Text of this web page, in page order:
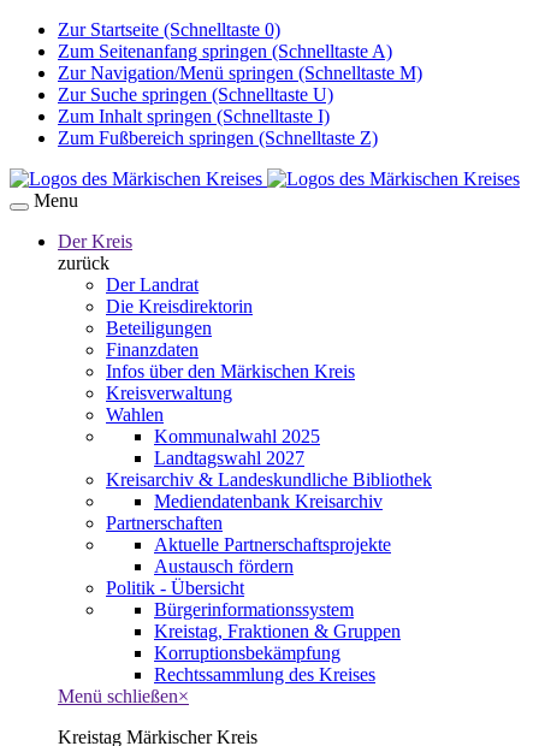
Zur Startseite (Schnelltaste 0)
Zum Seitenanfang springen (Schnelltaste A)
Zur Navigation/Menü springen (Schnelltaste M)
Zur Suche springen (Schnelltaste U)
Zum Inhalt springen (Schnelltaste I)
Zum Fußbereich springen (Schnelltaste Z)
Menu
Der Kreis
zurück
Der Landrat
Die Kreisdirektorin
Beteiligungen
Finanzdaten
Infos über den Märkischen Kreis
Kreisverwaltung
Wahlen
Kommunalwahl 2025
Landtagswahl 2027
Kreisarchiv & Landeskundliche Bibliothek
Mediendatenbank Kreisarchiv
Partnerschaften
Aktuelle Partnerschaftsprojekte
Austausch fördern
Politik - Übersicht
Bürgerinformationssystem
Kreistag, Fraktionen & Gruppen
Korruptionsbekämpfung
Rechtssammlung des Kreises
Menü schließen×
Kreistag Märkischer Kreis